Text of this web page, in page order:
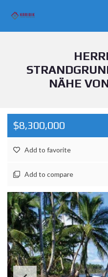
NÄHE
$8,300,000
Add to favorite
Add to compare